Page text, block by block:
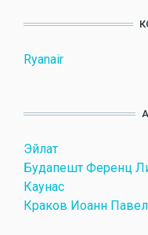
Ryanair
Эйлат
Будапешт Ференц
Каунас
Краков Иоанн